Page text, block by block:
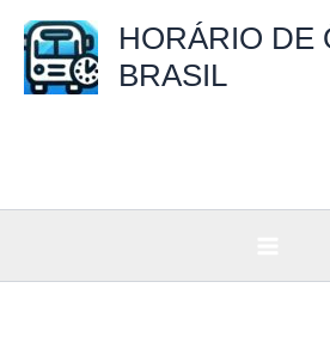
para
HORÁRIO DE
BRASIL